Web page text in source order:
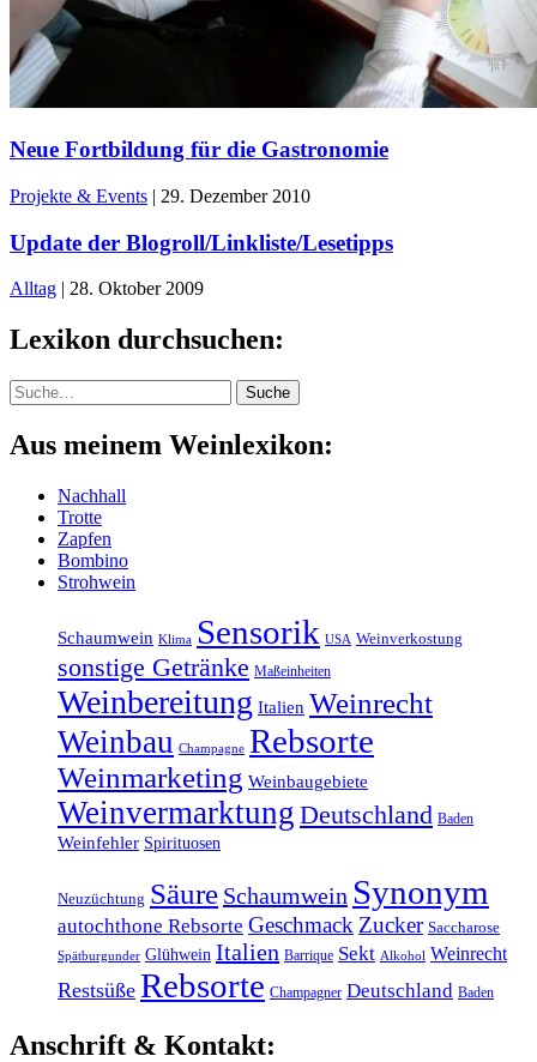
Neue Fortbildung für die Gastronomie
Projekte & Events | 29. Dezember 2010
Update der Blogroll/Linkliste/Lesetipps
Alltag | 28. Oktober 2009
Lexikon durchsuchen:
Suche Suche
Aus meinem Weinlexikon:
Nachhall
Trotte
Zapfen
Bombino
Strohwein
Schaumwein Klima Sensorik USA Weinverkostung
sonstige Getränke Maßeinheiten
Weinbereitung Italien Weinrecht
Weinbau Champagne Rebsorte
Weinmarketing Weinbaugebiete
Weinvermarktung Deutschland Baden
Weinfehler Spirituosen
Neuzüchtung Säure Schaumwein Synonym
autochthone Rebsorte Geschmack Zucker Saccharose
Spätburgunder Glühwein Italien Barrique Sekt Alkohol Weinrecht
Restsüße Rebsorte Champagner Deutschland Baden
Anschrift & Kontakt: